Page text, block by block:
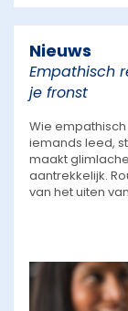
Nieuws
Empathisch
je fronst
Wie
iemands leed,
maakt
aantrekkelijk.
van het uiten